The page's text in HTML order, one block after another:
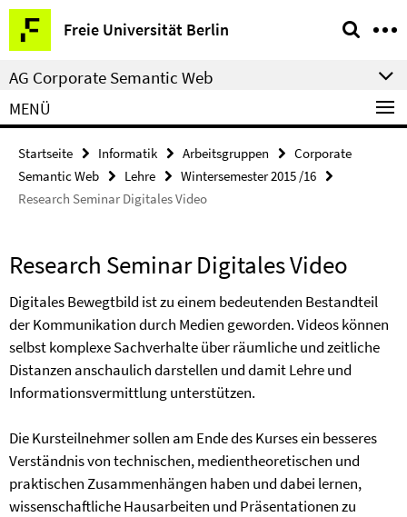
Springe
direkt
zu
Inhalt
Freie Universität Berlin
Service-
Navigation
AG Corporate Semantic Web
MENÜ
Startseite Informatik Arbeitsgruppen
Corporate
Semantic Web
Lehre
Wintersemester 2015 /16
Research Seminar Digitales Video
Research Seminar Digitales Video
Digitales Bewegtbild ist zu einem bedeutenden Bestandteil
der Kommunikation durch Medien geworden. Videos können
selbst komplexe Sachverhalte über räumliche und zeitliche
Distanzen anschaulich darstellen und damit Lehre und
Informationsvermittlung unterstützen.
Die Kursteilnehmer sollen am Ende des Kurses ein besseres
Verständnis von technischen, medientheoretischen und
praktischen Zusammenhängen haben und dabei lernen,
wissenschaftliche Hausarbeiten und Präsentationen zu